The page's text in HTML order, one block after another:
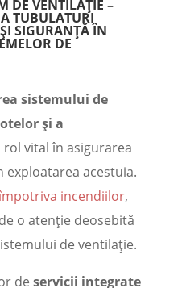
DE VENTILAȚIE –
TUBULATURI
SIGURANȚĂ ÎN
DE
sistemului de
și a
rol vital în asigurarea
exploatarea acestuia.
incendiilor,
o atenție deosebită
de ventilație.
de servicii integrate